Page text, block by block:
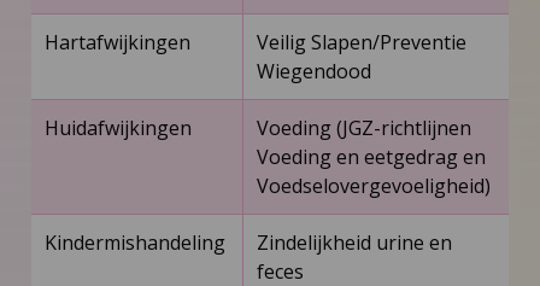
Hartafwijkingen
Veilig Slapen/Preventie
Wiegendood
Huidafwijkingen
Voeding (JGZ-richtlijnen
Voeding en eetgedrag en
Voedselovergevoeligheid)
Kindermishandeling
Zindelijkheid urine en
feces